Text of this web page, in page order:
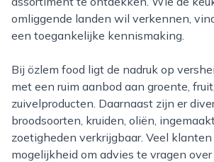
omliggende landen wil verkennen,
een toegankelijke kennismaking.
Bij özlem food ligt de nadruk op versheid en kwaliteit,
met een ruim aanbod aan groente,
zuivelproducten. Daarnaast zijn er
broodsoorten, kruiden, oliën,
zoetigheden verkrijgbaar. Veel
mogelijkheid om advies te vragen